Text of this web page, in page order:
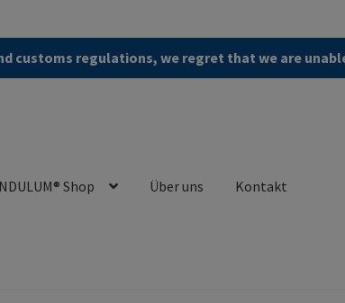
customs regulations, we regret that we are
Shop Über uns Kontakt